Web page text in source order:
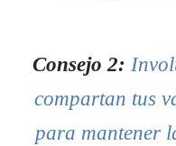
Consejo 2:
compartan tus
para mantener